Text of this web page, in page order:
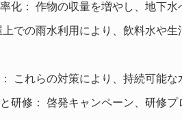
化： 作物の収量を増やし、地下
での雨水利用により、飲料水や
これらの対策により、持続可能
研修： 啓発キャンペーン、研修